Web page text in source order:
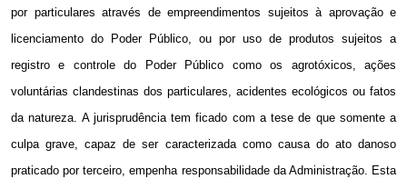
por particulares através de empreendimentos sujeitos à aprovação e
licenciamento do Poder Público, ou por uso de produtos sujeitos a
registro e controle do Poder Público como os agrotóxicos, ações
voluntárias clandestinas dos particulares, acidentes ecológicos ou fatos
da natureza. A jurisprudência tem ficado com a tese de que somente a
culpa grave, capaz de ser caracterizada como causa do ato danoso
praticado por terceiro, empenha responsabilidade da Administração. Esta